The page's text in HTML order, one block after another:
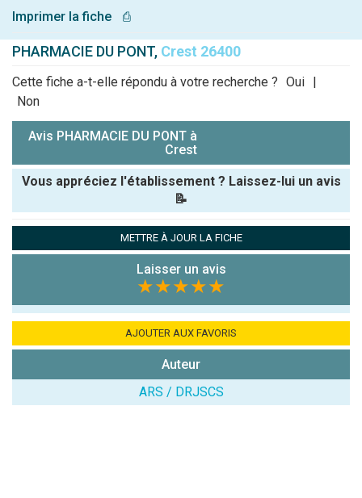
Imprimer la fiche
⎙
PHARMACIE DU PONT, Crest 26400
Cette fiche a-t-elle répondu à votre recherche ? Oui |
Non
Avis PHARMACIE DU PONT à
Crest
Vous appréciez l'établissement ? Laissez-lui un avis
📝
Note que vous souhaitez attribuer :
Antispam -
7x4 (en
METTRE À JOUR LA FICHE
Laisser un avis
★★★★★
AJOUTER AUX FAVORIS
Auteur
ARS / DRJSCS